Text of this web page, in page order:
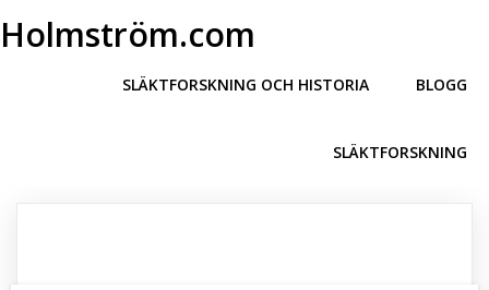
Holmström.com
SLÄKTFORSKNING OCH HISTORIA BLOGG
SLÄKTFORSKNING